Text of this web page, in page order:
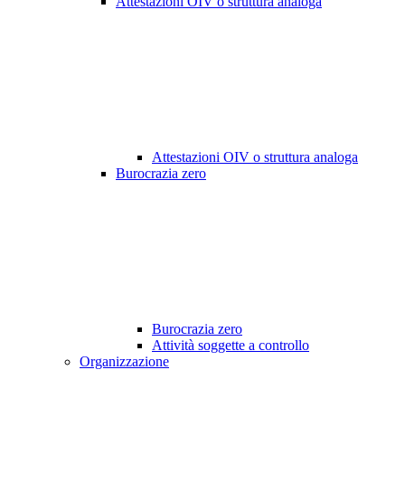
Attestazioni OIV o struttura analoga
Burocrazia zero
Burocrazia zero
Attività soggette a controllo
Organizzazione